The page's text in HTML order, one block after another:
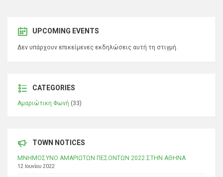
UPCOMING EVENTS
Δεν υπάρχουν επικείμενες εκδηλώσεις αυτή τη στιγμή.
CATEGORIES
Αμαριώτικη Φωνή (33)
TOWN NOTICES
ΜΝΗΜΟΣΥΝΟ ΑΜΑΡΙΩΤΩΝ ΠΕΣΟΝΤΩΝ 2022 ΣΤΗΝ ΑΘΗΝΑ
12 Ιουνίου 2022